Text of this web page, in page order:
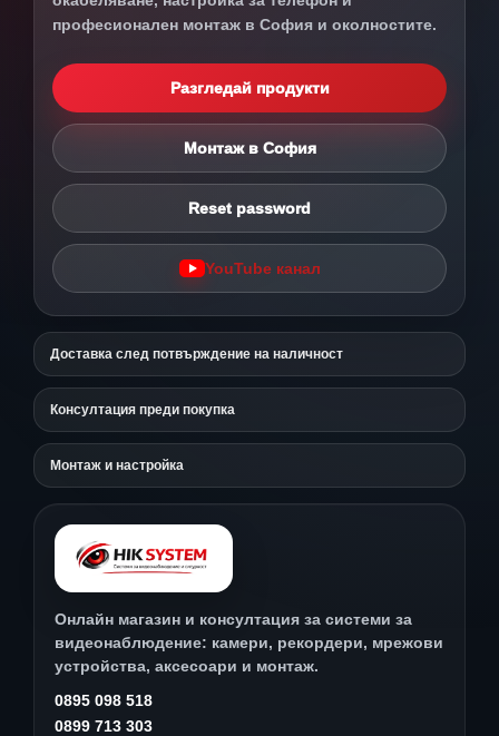
професионален монтаж в София и околностите.
Разгледай продукти
Монтаж в София
Reset password
YouTube канал
Доставка след потвърждение на наличност
Консултация преди покупка
Монтаж и настройка
Онлайн магазин и консултация за системи за
видеонаблюдение: камери, рекордери, мрежови
устройства, аксесоари и монтаж.
0895 098 518
0899 713 303